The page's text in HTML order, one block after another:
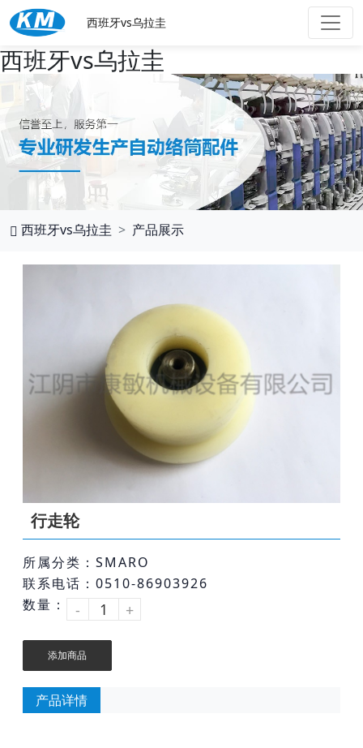
西班牙vs乌拉圭
西班牙vs乌拉圭
西班牙vs乌拉圭 产品展示
行走轮
所属分类：SMARO
联系电话：0510-86903926
数量：
- +
添加商品
产品详情